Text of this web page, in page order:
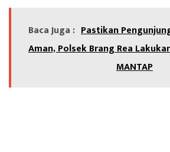
Baca Juga : Pastikan
Aman, Polsek Brang Rea
MANTAP